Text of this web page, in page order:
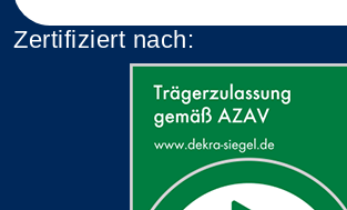
Zertifiziert nach: